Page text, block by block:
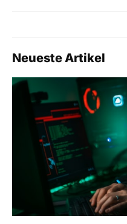
Neueste Artikel